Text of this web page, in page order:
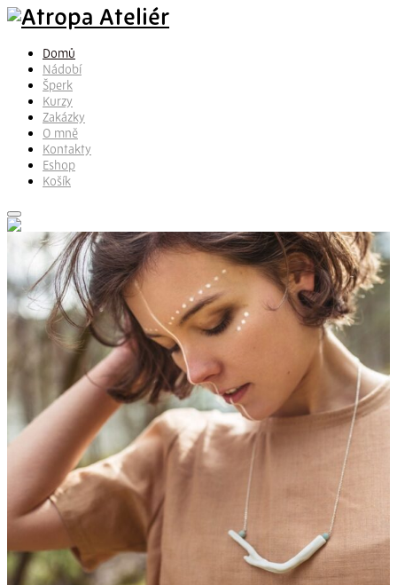
Domů
Nádobí
Šperk
Kurzy
Zakázky
O mně
Kontakty
Eshop
Košík